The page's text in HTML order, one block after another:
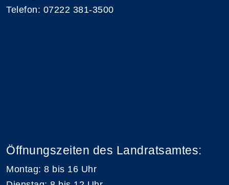
Telefon: 07222 381-3500
Öffnungszeiten des Landratsamtes:
Montag: 8 bis 16 Uhr